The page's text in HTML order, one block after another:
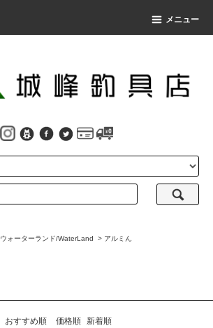
メニュー
ウォーターランド/WaterLand > アルミん
おすすめ順 価格順 新着順